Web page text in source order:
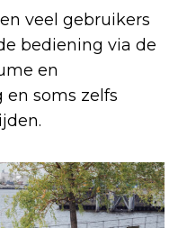
veel gebruikers
bediening via de
en
soms zelfs